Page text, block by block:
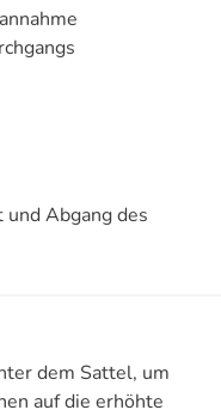
Abgang des
dem Sattel, um
auf die erhöhte